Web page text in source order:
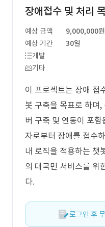
장애접수 및 처리
예상 금액
9,000,000원
예상 기간
30일
개발
기타
이 프로젝트는 장애 접
봇 구축을 목표로 하며
버 구축 및 연동이 포
자로부터 장애를 접수
내 로직을 적용하는 챗
의 대국민 서비스를 위
다.
로그인 후